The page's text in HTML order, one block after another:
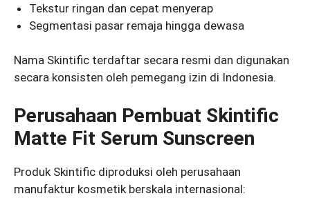
Tekstur ringan dan cepat menyerap
Segmentasi pasar remaja hingga dewasa
Nama Skintific terdaftar secara resmi dan digunakan
secara konsisten oleh pemegang izin di Indonesia.
Perusahaan Pembuat Skintific
Matte Fit Serum Sunscreen
Produk Skintific diproduksi oleh perusahaan
manufaktur kosmetik berskala internasional: